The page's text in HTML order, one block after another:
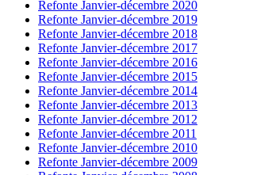
Refonte Janvier-décembre 2020
Refonte Janvier-décembre 2019
Refonte Janvier-décembre 2018
Refonte Janvier-décembre 2017
Refonte Janvier-décembre 2016
Refonte Janvier-décembre 2015
Refonte Janvier-décembre 2014
Refonte Janvier-décembre 2013
Refonte Janvier-décembre 2012
Refonte Janvier-décembre 2011
Refonte Janvier-décembre 2010
Refonte Janvier-décembre 2009